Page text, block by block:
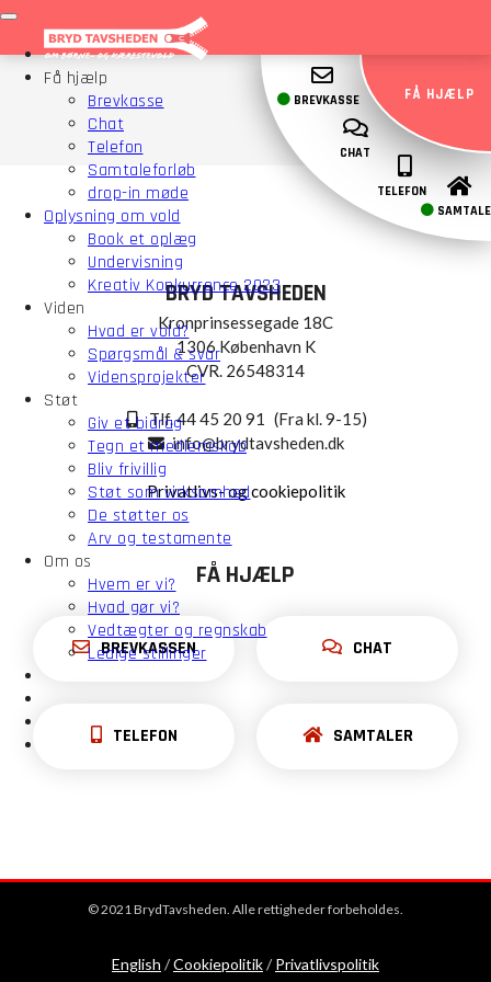
Få hjælp
Brevkasse
Chat
Telefon
Samtaleforløb
drop-in møde
Oplysning om vold
Book et oplæg
Undervisning
Kreativ Konkurrence 2023
Viden
Hvad er vold?
Spørgsmål & svar
Vidensprojekter
Støt
Giv et bidrag
Tegn et medlemskab
Bliv frivillig
Støt som virksomhed
De støtter os
Arv og testamente
Om os
Hvem er vi?
Hvad gør vi?
Vedtægter og regnskab
Ledige stillinger
FÅ HJÆLP
BREVKASSE
CHAT
TELEFON
SAMTALE
BRYD TAVSHEDEN
Kronprinsessegade 18C
1306 København K
CVR. 26548314
Tlf. 44 45 20 91 (Fra kl. 9-15)
info@brydtavsheden.dk
Privatlivs- og cookiepolitik
FÅ HJÆLP
BREVKASSEN CHAT
TELEFON SAMTALER
© 2021 BrydTavsheden. Alle rettigheder forbeholdes.
English /Cookiepolitik/ Privatlivspolitik